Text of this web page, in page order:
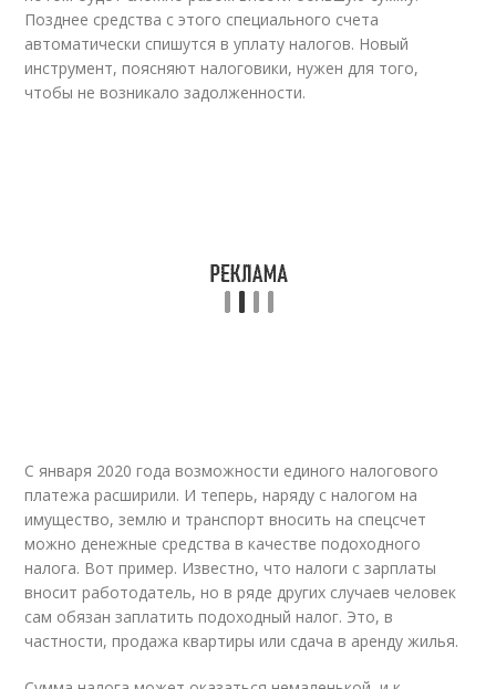
Позднее средства с этого специального счета
автоматически спишутся в уплату налогов. Новый
инструмент, поясняют налоговики, нужен для того,
чтобы не возникало задолженности.
С января 2020 года возможности единого налогового
платежа расширили. И теперь, наряду с налогом на
имущество, землю и транспорт вносить на спецсчет
можно денежные средства в качестве подоходного
налога. Вот пример. Известно, что налоги с зарплаты
вносит работодатель, но в ряде других случаев человек
сам обязан заплатить подоходный налог. Это, в
частности, продажа квартиры или сдача в аренду жилья.